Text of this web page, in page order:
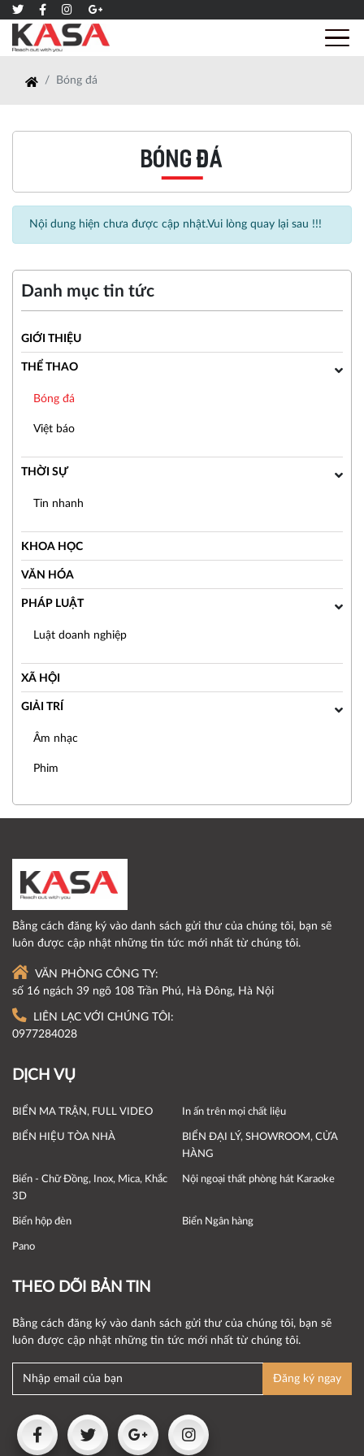
Bóng đá
Danh mục tin tức
GIỚI THIỆU
THỂ THAO
Bóng đá
Việt báo
THỜI SỰ
Tin nhanh
KHOA HỌC
VĂN HÓA
PHÁP LUẬT
Luật doanh nghiệp
XÃ HỘI
GIẢI TRÍ
Âm nhạc
Phim
Bóng đá
Nội dung hiện chưa được cập nhật.Vui lòng quay lại sau !!!
Bằng cách đăng ký vào danh sách gửi thư của chúng tôi, bạn sẽ
luôn được cập nhật những tin tức mới nhất từ chúng tôi.
VĂN PHÒNG CÔNG TY:
số 16 ngách 39 ngõ 108 Trần Phú, Hà Đông, Hà Nội
LIÊN LẠC VỚI CHÚNG TÔI:
0977284028
DỊCH VỤ
BIỂN MA TRẬN, FULL VIDEO In ấn trên mọi chất liệu
BIỂN HIỆU TÒA NHÀ
BIỂN ĐẠI LÝ, SHOWROOM, CỬA
HÀNG
Biển - Chữ Đồng, Inox, Mica, Khắc
3D
Nội ngoại thất phòng hát Karaoke
Biển hộp đèn Biển Ngân hàng
Pano
THEO DÕI BẢN TIN
Bằng cách đăng ký vào danh sách gửi thư của chúng tôi, bạn sẽ
luôn được cập nhật những tin tức mới nhất từ chúng tôi.